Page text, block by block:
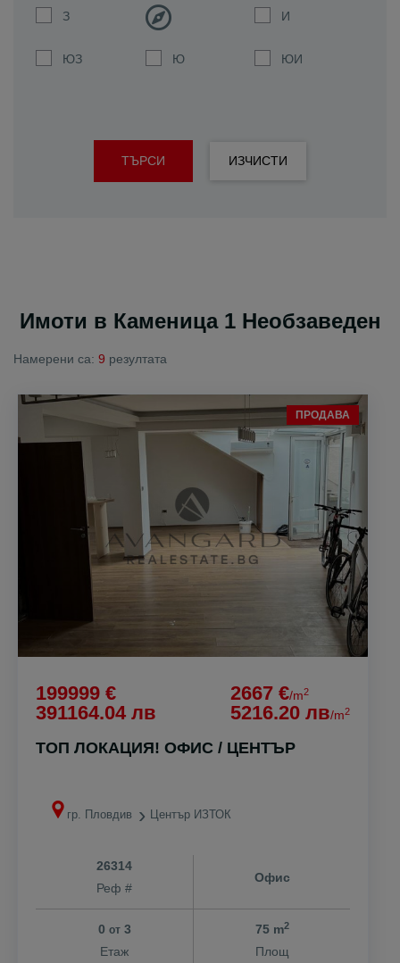
З И
ЮЗ Ю ЮИ
ТЪРСИ ИЗЧИСТИ
Имоти в Каменица 1 Необзаведен
Намерени са: 9 резултата
ПРОДАВА
199999 €
391164.04 лв
2667 €/m2
5216.20 лв/m2
ТОП ЛОКАЦИЯ! ОФИС / ЦЕНТЪР
гр. Пловдив Център ИЗТОК
26314
Реф #
Офис
0 от3
Етаж
75 m2
Площ